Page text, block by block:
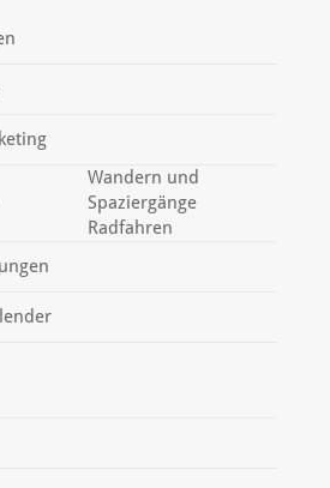
Wandern und
Spaziergänge
Radfahren